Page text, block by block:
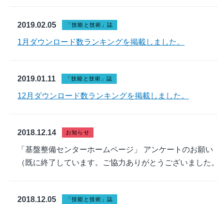
2019.02.05 「技能と技術」誌
1月ダウンロード数ランキングを掲載しました。
2019.01.11 「技能と技術」誌
12月ダウンロード数ランキングを掲載しました。
2018.12.14 お知らせ
「基盤整備センターホームページ」 アンケートのお願い
（既に終了しています。ご協力ありがとうございました
2018.12.05 「技能と技術」誌